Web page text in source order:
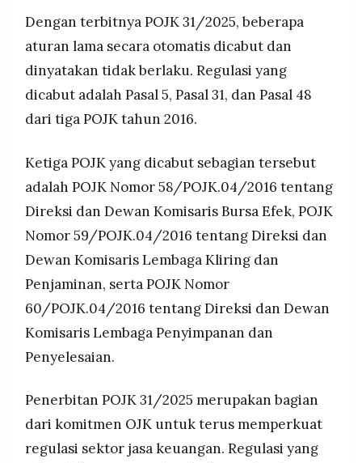
Dengan terbitnya POJK 31/2025, beberapa
aturan lama secara otomatis dicabut dan
dinyatakan tidak berlaku. Regulasi yang
dicabut adalah Pasal 5, Pasal 31, dan Pasal 48
dari tiga POJK tahun 2016.
Ketiga POJK yang dicabut sebagian tersebut
adalah POJK Nomor 58/POJK.04/2016 tentang
Direksi dan Dewan Komisaris Bursa Efek, POJK
Nomor 59/POJK.04/2016 tentang Direksi dan
Dewan Komisaris Lembaga Kliring dan
Penjaminan, serta POJK Nomor
60/POJK.04/2016 tentang Direksi dan Dewan
Komisaris Lembaga Penyimpanan dan
Penyelesaian.
Penerbitan POJK 31/2025 merupakan bagian
dari komitmen OJK untuk terus memperkuat
regulasi sektor jasa keuangan. Regulasi yang